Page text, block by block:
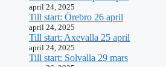
april 24, 2025
Till start: Örebro 26 april
april 24, 2025
Till start: Axevalla 25 april
april 24, 2025
Till start: Solvalla 29 mars